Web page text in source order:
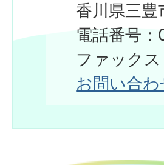
香川県三
電話番号
ファック
お問い合